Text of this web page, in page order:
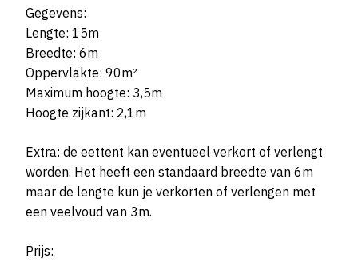
Gegevens:
Lengte: 15m
Breedte: 6m
Oppervlakte: 90m²
Maximum hoogte: 3,5m
Hoogte zijkant: 2,1m
Extra: de eettent kan eventueel verkort of verlengt
worden. Het heeft een standaard breedte van 6m
maar de lengte kun je verkorten of verlengen met
een veelvoud van 3m.
Prijs: